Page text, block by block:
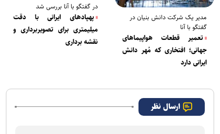
مدیر یک شرکت دانش بنیان در
گفتگو با آنا
تعمیر قطعات هواپیماهای
جهانی؛ افتخاری که مُهر دانش
ایرانی دارد
در گفتگو با آنا بررسی شد
پهپاد‌های ایرانی با دقت
میلیمتری برای تصویربرداری و
نقشه برداری
ارسال نظر